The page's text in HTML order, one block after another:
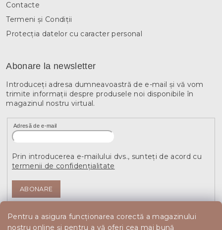
Pentru a asigura funcționarea corectă a magazinului
nostru online și pentru a vă oferi cea mai bună
Contacte
Termeni și Condiții
Protecția datelor cu caracter personal
Abonare la newsletter
Introduceţi adresa dumneavoastră de e-mail şi vă vom
trimite informaţii despre produsele noi disponibile în
magazinul nostru virtual.
Adresă de e-mail
Prin introducerea e-mailului dvs., sunteți de acord cu
termenii de confidențialitate
ABONARE